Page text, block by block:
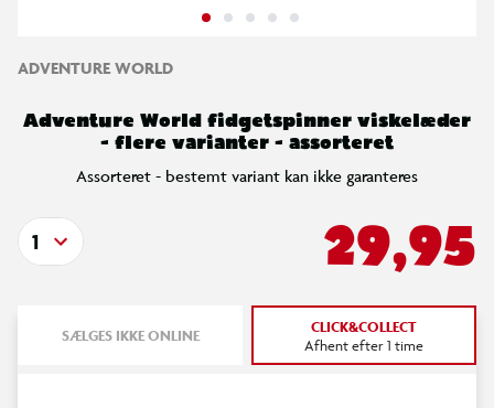
ADVENTURE WORLD
Adventure World fidgetspinner viskelæder
- flere varianter - assorteret
Assorteret - bestemt variant kan ikke garanteres
29,95
1
SÆLGES IKKE ONLINE CLICK&COLLECT
Afhent efter 1 time